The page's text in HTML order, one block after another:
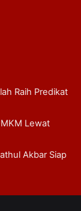
Raih Predikat
Lewat
Akbar Siap